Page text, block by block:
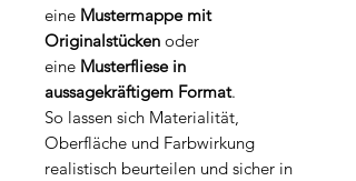
eine Mustermappe mit
Originalstücken oder
eine Musterfliese in
aussagekräftigem Format.
So lassen sich Materialität,
Oberfläche und Farbwirkung
realistisch beurteilen und sicher in